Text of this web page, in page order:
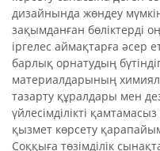
дизайнында жөндеу
зақымданған бөліктерді
іргелес аймақтарға әсер
барлық орнатудың
материалдарының
тазарту құралдары мен
үйлесімділікті
қызмет көрсету
Соққыға төзімділік